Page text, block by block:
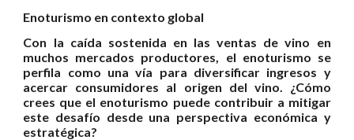
Enoturismo en contexto global
Con la caída sostenida en las ventas de vino en
muchos mercados productores, el enoturismo se
perfila como una vía para diversificar ingresos y
acercar consumidores al origen del vino. ¿Cómo
crees que el enoturismo puede contribuir a mitigar
este desafío desde una perspectiva económica y
estratégica?